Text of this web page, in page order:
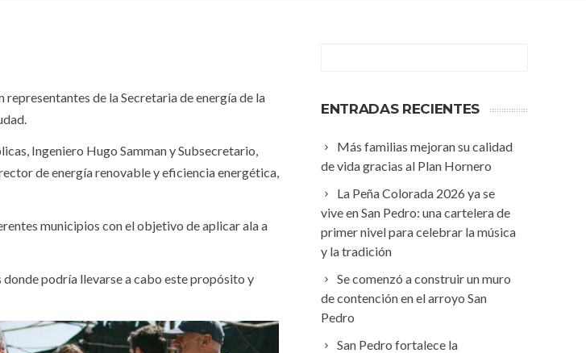
de la Secretaria de energía de la
Ingeniero Hugo Samman y Subsecretario,
de energía renovable y eficiencia energética,
municipios con el objetivo de aplicar ala a
podría llevarse a cabo este propósito y
ENTRADAS RECIENTES
Más familias mejoran su calidad
de vida gracias al Plan Hornero
La Peña Colorada 2026 ya se
vive en San Pedro: una cartelera de
primer nivel para celebrar la música
y la tradición
Se comenzó a construir un muro
de contención en el arroyo San
Pedro
San Pedro fortalece la